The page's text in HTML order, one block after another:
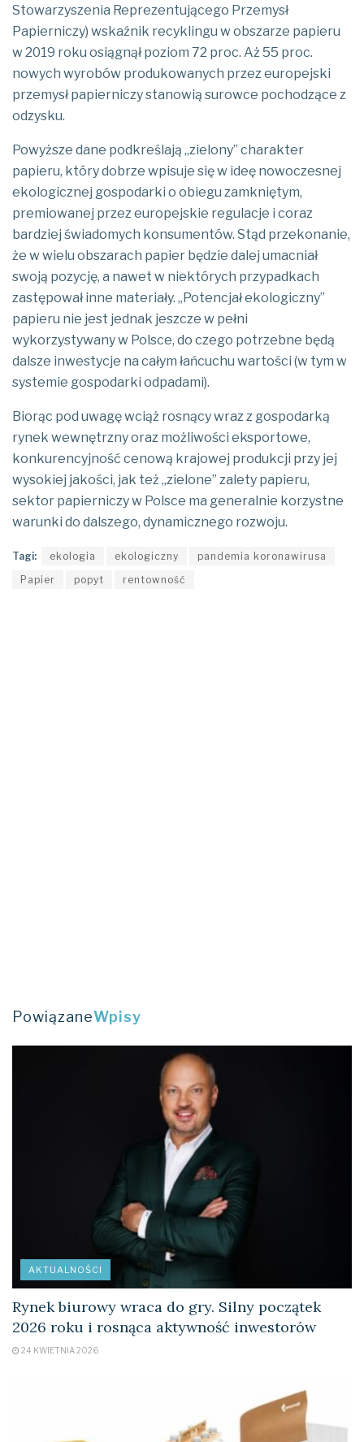
Stowarzyszenia Reprezentującego Przemysł
Papierniczy) wskaźnik recyklingu w obszarze papieru
w 2019 roku osiągnął poziom 72 proc. Aż 55 proc.
nowych wyrobów produkowanych przez europejski
przemysł papierniczy stanowią surowce pochodzące z
odzysku.
Powyższe dane podkreślają „zielony” charakter
papieru, który dobrze wpisuje się w ideę nowoczesnej
ekologicznej gospodarki o obiegu zamkniętym,
premiowanej przez europejskie regulacje i coraz
bardziej świadomych konsumentów. Stąd przekonanie,
że w wielu obszarach papier będzie dalej umacniał
swoją pozycję, a nawet w niektórych przypadkach
zastępował inne materiały. „Potencjał ekologiczny”
papieru nie jest jednak jeszcze w pełni
wykorzystywany w Polsce, do czego potrzebne będą
dalsze inwestycje na całym łańcuchu wartości (w tym w
systemie gospodarki odpadami).
Biorąc pod uwagę wciąż rosnący wraz z gospodarką
rynek wewnętrzny oraz możliwości eksportowe,
konkurencyjność cenową krajowej produkcji przy jej
wysokiej jakości, jak też „zielone” zalety papieru,
sektor papierniczy w Polsce ma generalnie korzystne
warunki do dalszego, dynamicznego rozwoju.
Tagi: ekologia ekologiczny
pandemia koronawirusa
Papier
popyt rentowność
PowiązaneWpisy
AKTUALNOŚCI
Rynek biurowy wraca do gry. Silny początek
2026 roku i rosnąca aktywność inwestorów
24 KWIETNIA 2026